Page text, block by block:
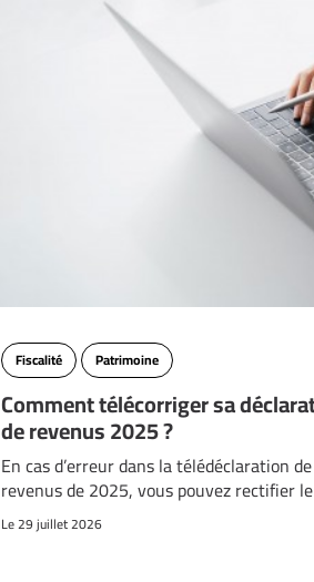
Fiscalité Patrimoine
Comment télécorriger sa
de revenus 2025 ?
En cas d’erreur dans la télédéclaration
revenus de 2025, vous pouvez rectifier
Le 29 juillet 2026